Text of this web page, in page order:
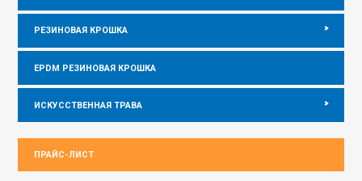
РЕЗИНОВАЯ КРОШКА
EPDM РЕЗИНОВАЯ КРОШКА
ИСКУССТВЕННАЯ ТРАВА
ПРАЙС-ЛИСТ